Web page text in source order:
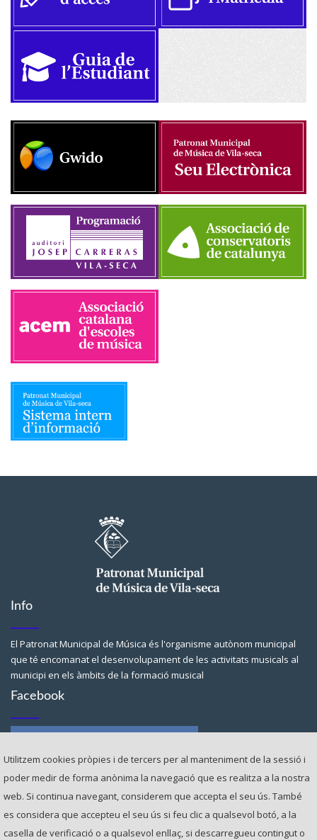
Info
El Patronat Municipal de Música és l'organisme autònom municipal
que té encomanat el desenvolupament de les activitats musicals al
municipi en els àmbits de la formació musical
Facebook
Contacte
Utilitzem cookies pròpies i de tercers per al manteniment de la sessió i
poder medir de forma anònima la navegació que es realitza a la nostra
web. Si continua navegant, considerem que accepta el seu ús. ​També
es considera que accepteu el seu ús si feu clic a qualsevol botó, a la
casella de verificació o a qualsevol enllaç, si descarregueu contingut o